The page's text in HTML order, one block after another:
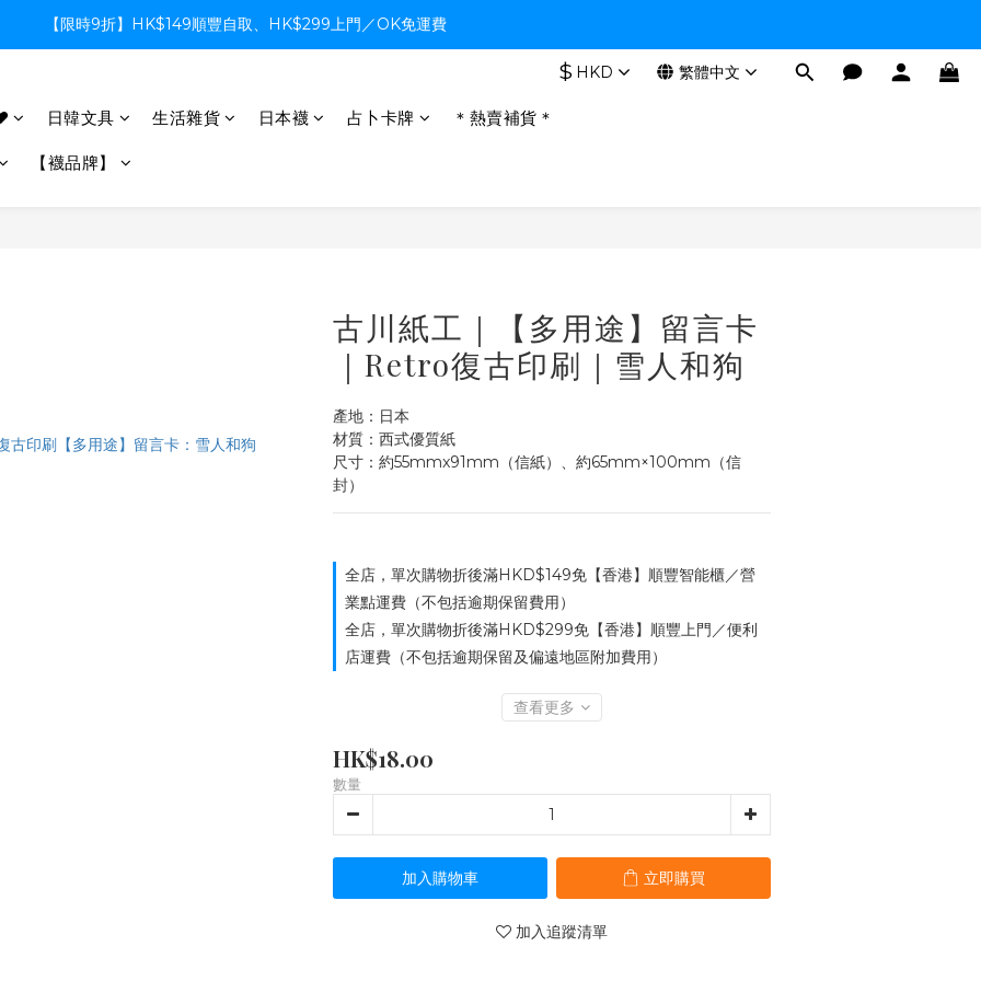
【限時9折】HK$149順豐自取、HK$299上門／OK免運費
【限時9折】HK$149順豐自取、HK$299上門／OK免運費
【限時9折】HK$149順豐自取、HK$299上門／OK免運費
$ HKD 繁體中文
日韓文具 生活雜貨 日本襪 占卜卡牌 ＊熱賣補貨＊
【襪品牌】
古川紙工｜【多用途】留言卡
｜Retro復古印刷｜雪人和狗
產地：日本
材質：西式優質紙
尺寸：約55mmx91mm（信紙）、約65mm×100mm（信
封）
全店，單次購物折後滿HKD$149免【香港】順豐智能櫃／營
業點運費（不包括逾期保留費用）
全店，單次購物折後滿HKD$299免【香港】順豐上門／便利
店運費（不包括逾期保留及偏遠地區附加費用）
查看更多
HK$18.00
數量
加入購物車 立即購買
加入追蹤清單